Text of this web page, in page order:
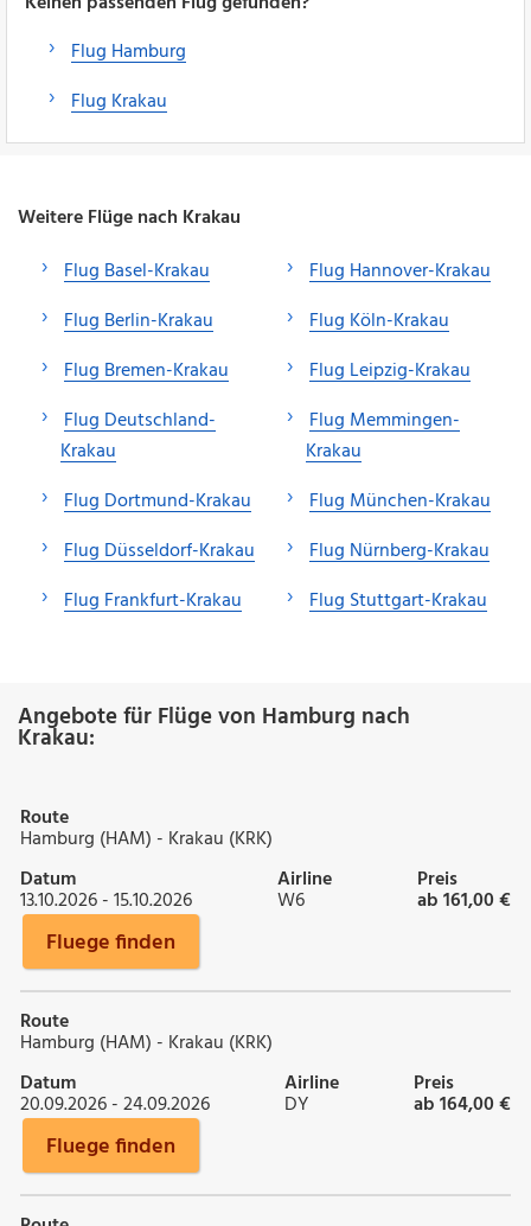
Flug Hamburg
Flug Krakau
Weitere Flüge nach Krakau
Flug Basel-Krakau
Flug Berlin-Krakau
Flug Bremen-Krakau
Flug Deutschland-
Krakau
Flug Dortmund-Krakau
Flug Düsseldorf-Krakau
Flug Frankfurt-Krakau
Flug Hannover-Krakau
Flug Köln-Krakau
Flug Leipzig-Krakau
Flug Memmingen-
Krakau
Flug München-Krakau
Flug Nürnberg-Krakau
Flug Stuttgart-Krakau
Angebote für Flüge von Hamburg nach
Krakau:
Route
Hamburg (HAM) - Krakau (KRK)
Datum
13.10.2026 - 15.10.2026
Airline
W6
Preis
ab 161,00 €
Fluege finden
Route
Hamburg (HAM) - Krakau (KRK)
Datum
20.09.2026 - 24.09.2026
Airline
DY
Preis
ab 164,00 €
Fluege finden